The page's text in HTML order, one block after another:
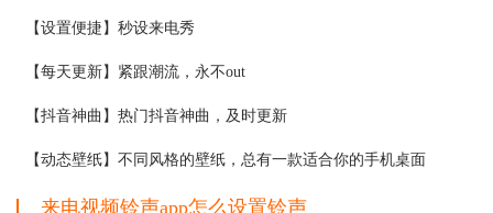
【设置便捷】秒设来电秀
【每天更新】紧跟潮流，永不out
【抖音神曲】热门抖音神曲，及时更新
【动态壁纸】不同风格的壁纸，总有一款适合你的手机桌面
来电视频铃声app怎么设置铃声